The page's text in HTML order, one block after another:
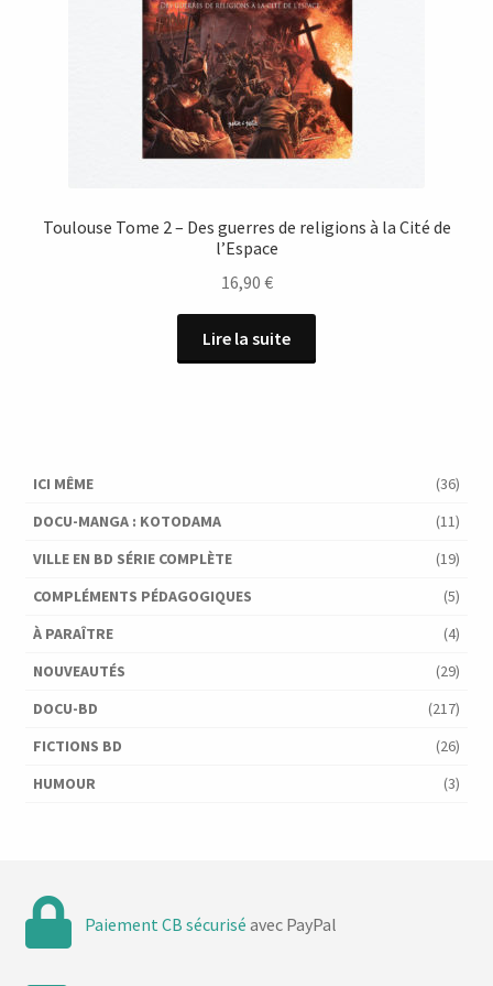
Toulouse Tome 2 – Des guerres de religions à la Cité de
l’Espace
16,90 €
Lire la suite
ICI MÊME
(36)
DOCU-MANGA : KOTODAMA
(11)
VILLE EN BD SÉRIE COMPLÈTE
(19)
COMPLÉMENTS PÉDAGOGIQUES
(5)
À PARAÎTRE
(4)
NOUVEAUTÉS
(29)
DOCU-BD
(217)
FICTIONS BD
(26)
HUMOUR
(3)
Paiement CB sécurisé avec PayPal